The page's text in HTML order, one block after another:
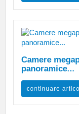
Camere
panoramice...
continuare